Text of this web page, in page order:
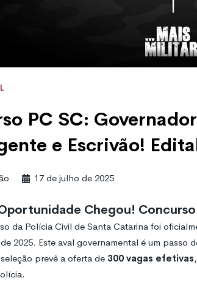
PC SC:
e Escrivão!
17 de julho de 2025
Chegou!
da Polícia Civil de Santa Catarina foi
2025. Este aval governamental é um
prevê a oferta de 300 vagas efetivas